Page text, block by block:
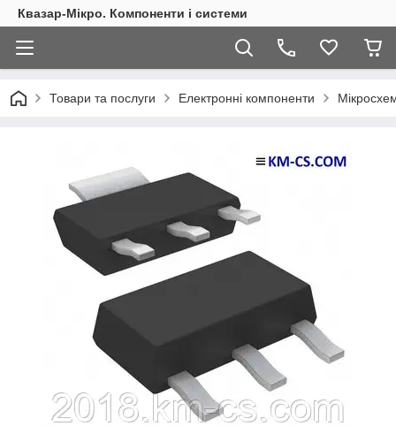
Квазар-Мікро. Компоненти і системи
Товари та послуги Електронні компоненти